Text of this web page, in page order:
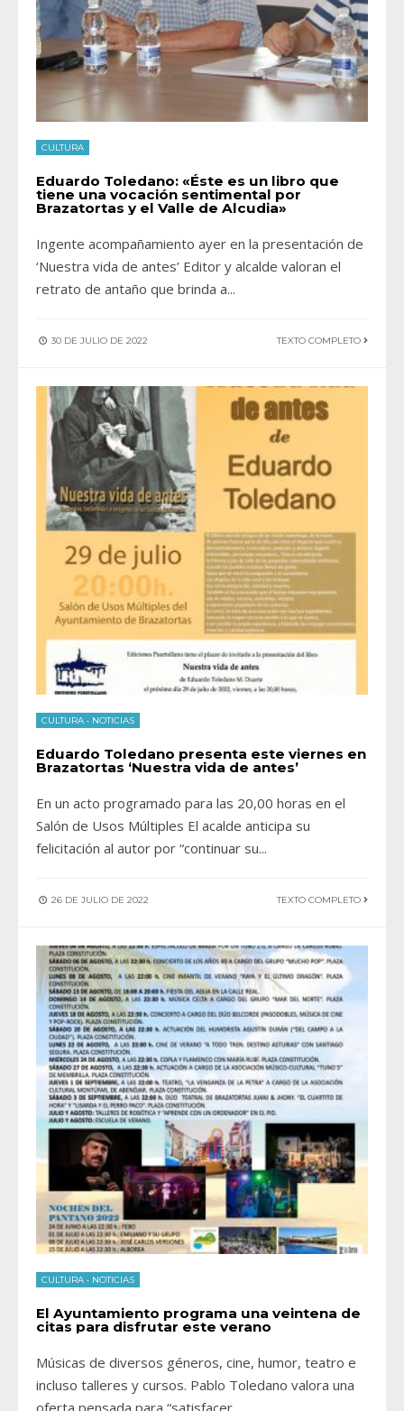
CULTURA
Eduardo Toledano: «Éste es un libro que
tiene una vocación sentimental por
Brazatortas y el Valle de Alcudia»
Ingente acompañamiento ayer en la presentación de
‘Nuestra vida de antes’ Editor y alcalde valoran el
retrato de antaño que brinda a...
30 DE JULIO DE 2022 TEXTO COMPLETO
CULTURA • NOTICIAS
Eduardo Toledano presenta este viernes en
Brazatortas ‘Nuestra vida de antes’
En un acto programado para las 20,00 horas en el
Salón de Usos Múltiples El acalde anticipa su
felicitación al autor por “continuar su...
26 DE JULIO DE 2022 TEXTO COMPLETO
CULTURA • NOTICIAS
El Ayuntamiento programa una veintena de
citas para disfrutar este verano
Músicas de diversos géneros, cine, humor, teatro e
incluso talleres y cursos. Pablo Toledano valora una
oferta pensada para “satisfacer